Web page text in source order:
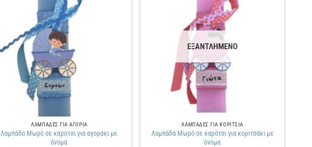
ΛΑΜΠΑΔΕΣ ΓΙΑ ΑΓΟΡΙΑ
Λαμπάδα Μωρό σε καρότσι για αγοράκι με
όνομα
ΕΞΑΝΤΛΗΜΕΝΟ
ΛΑΜΠΑΔΕΣ ΓΙΑ ΚΟΡΙΤΣΙΑ
Λαμπάδα Μωρό σε καρότσι για κοριτσάκι με
όνομα